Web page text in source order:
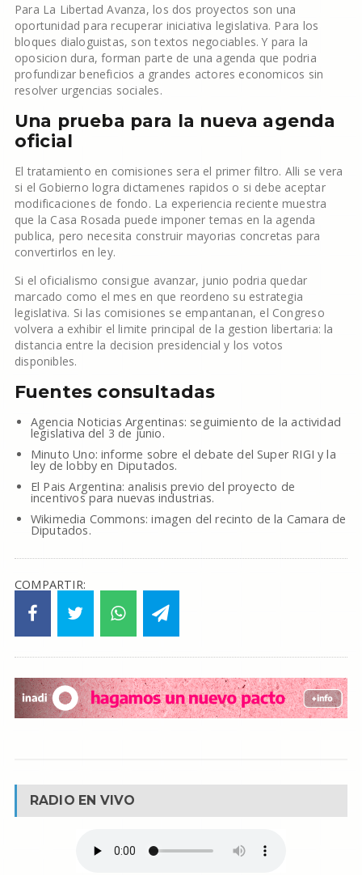
Para La Libertad Avanza, los dos proyectos son una
oportunidad para recuperar iniciativa legislativa. Para los
bloques dialoguistas, son textos negociables. Y para la
oposicion dura, forman parte de una agenda que podria
profundizar beneficios a grandes actores economicos sin
resolver urgencias sociales.
Una prueba para la nueva agenda
oficial
El tratamiento en comisiones sera el primer filtro. Alli se vera
si el Gobierno logra dictamenes rapidos o si debe aceptar
modificaciones de fondo. La experiencia reciente muestra
que la Casa Rosada puede imponer temas en la agenda
publica, pero necesita construir mayorias concretas para
convertirlos en ley.
Si el oficialismo consigue avanzar, junio podria quedar
marcado como el mes en que reordeno su estrategia
legislativa. Si las comisiones se empantanan, el Congreso
volvera a exhibir el limite principal de la gestion libertaria: la
distancia entre la decision presidencial y los votos
disponibles.
Fuentes consultadas
Agencia Noticias Argentinas: seguimiento de la actividad
legislativa del 3 de junio.
Minuto Uno: informe sobre el debate del Super RIGI y la
ley de lobby en Diputados.
El Pais Argentina: analisis previo del proyecto de
incentivos para nuevas industrias.
Wikimedia Commons: imagen del recinto de la Camara de
Diputados.
COMPARTIR:
RADIO EN VIVO